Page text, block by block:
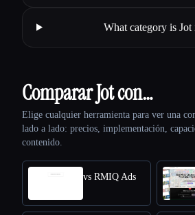
What category is Jot
Comparar Jot con…
Elige cualquier herramienta para ver una
lado a lado: precios, implementación,
contenido.
vs RMIQ Ads